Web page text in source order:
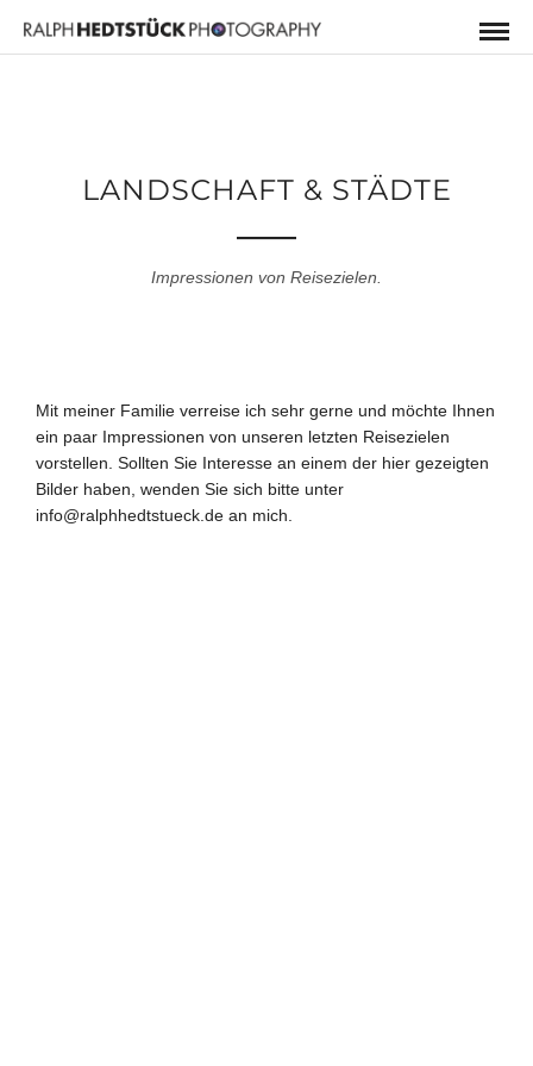
LANDSCHAFT & STÄDTE
Impressionen von Reisezielen.
Mit meiner Familie verreise ich sehr gerne und möchte Ihnen
ein paar Impressionen von unseren letzten Reisezielen
vorstellen. Sollten Sie Interesse an einem der hier gezeigten
Bilder haben, wenden Sie sich bitte unter
info@ralphhedtstueck.de an mich.